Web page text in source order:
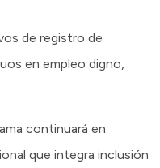
de registro de
en empleo digno,
continuará en
que integra inclusión